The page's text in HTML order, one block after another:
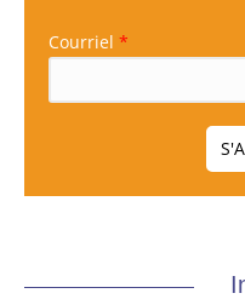
Courriel *